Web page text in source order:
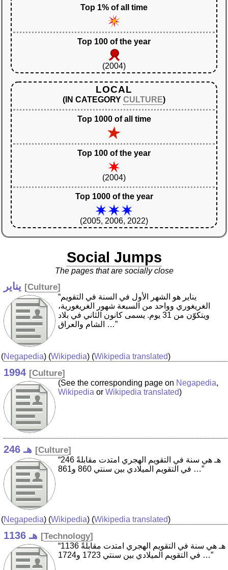
Top 1% of all time
Top 100 of the year
(2004)
LOCAL
(IN CATEGORY CULTURE)
Top 1000 of all time
Top 100 of the year
(2004)
Top 1000 of the year
(2005, 2006, 2022)
Social Jumps
The pages that are socially close
يناير [Culture]
“يناير هو الشهر الأول في السنة في التقويم
الغريغوري وواحد من السبعة شهور الغريغورية،
ويتكوّن من 31 يوم. يسمى كانون الثاني في بلاد
الشام والعراق …”
(Negapedia) (Wikipedia) (Wikipedia translated)
1994 [Culture]
(See the corresponding page on Negapedia,
Wikipedia or Wikipedia translated)
246 هـ [Culture]
“246 هـ هي سنة في التقويم الهجري امتدت مقابلةً
في التقويم الميلادي بين سنتي 860 و861 …”
(Negapedia) (Wikipedia) (Wikipedia translated)
1136 هـ [Technology]
“1136 هـ هي سنة في التقويم الهجري امتدت مقابلةً
في التقويم الميلادي بين سنتي 1723 و1724 …”